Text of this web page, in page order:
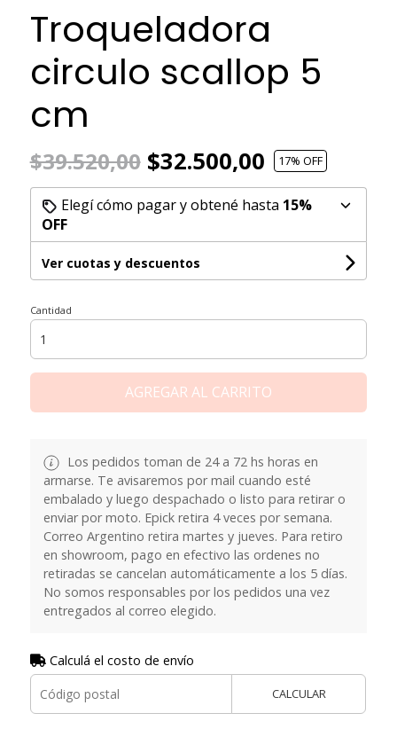
Troqueladora
circulo scallop 5
cm
$39.520,00$32.500,00 17% OFF
Elegí cómo pagar y obtené hasta 15%
OFF
Ver cuotas y descuentos
Cantidad
AGREGAR AL CARRITO
Los pedidos toman de 24 a 72 hs horas en
armarse. Te avisaremos por mail cuando esté
embalado y luego despachado o listo para retirar o
enviar por moto. Epick retira 4 veces por semana.
Correo Argentino retira martes y jueves. Para retiro
en showroom, pago en efectivo las ordenes no
retiradas se cancelan automáticamente a los 5 días.
No somos responsables por los pedidos una vez
entregados al correo elegido.
Calculá el costo de envío
CALCULAR